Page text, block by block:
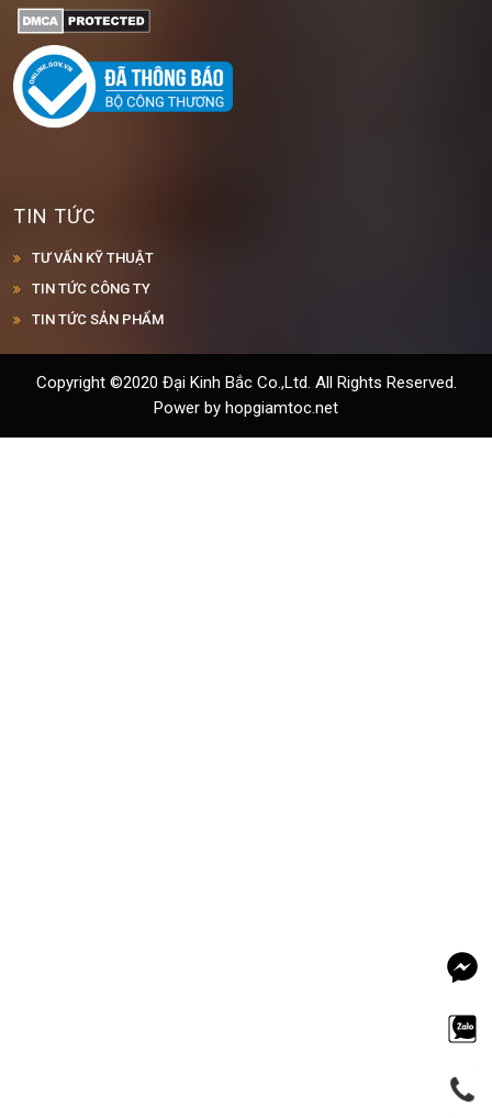
TƯ VẤN KỸ THUẬT
TIN TỨC CÔNG TY
TIN TỨC SẢN PHẨM
Copyright ©2020 Đại Kinh Bắc Co.,Ltd. All Rights Reserved.
Power by hopgiamtoc.net